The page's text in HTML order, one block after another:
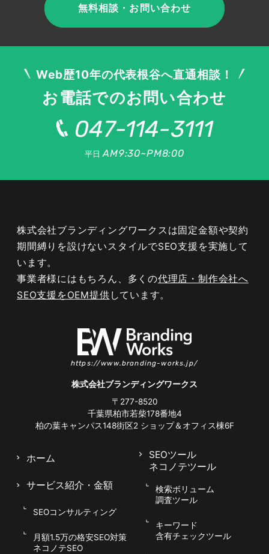
無料相談・お問い合わせ
Web歴10年の代表根谷へ直通相談！
お電話でのお問い合わせ
047-114-3111
平日AM9:30~PM8:00
株式会社ブランディングワークスは固定金額や契約
期間縛りを設けないスタイルでSEO支援を実施して
います。
事業者様にはもちろん、多くの代理店・制作会社へ
SEO支援をOEM提供 しています。
https://www.branding-works.jp/
株式会社ブランディングワークス
〒277-8520
千葉県柏市若柴178番地4
柏の葉キャンパス148街区2 ショップ＆オフィス棟6F
ホーム
サービス紹介 ・金額
SEOコンサルティング
月額1.5万の格安SEO対策
ネコノテSEO
SEOツール
ネコノテツール
検索ボリューム
調査ツール
キーワード
含有チェックツール